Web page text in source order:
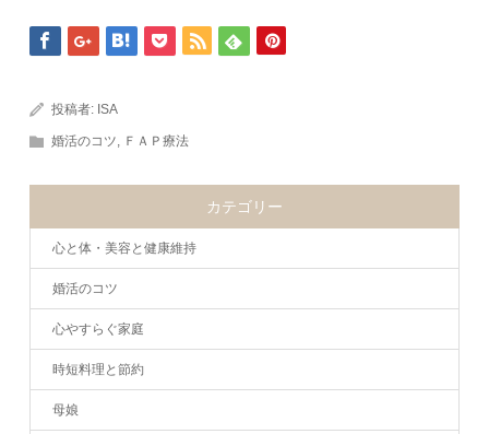
投稿者: ISA
婚活のコツ, ＦＡＰ療法
カテゴリー
心と体・美容と健康維持
婚活のコツ
心やすらぐ家庭
時短料理と節約
母娘